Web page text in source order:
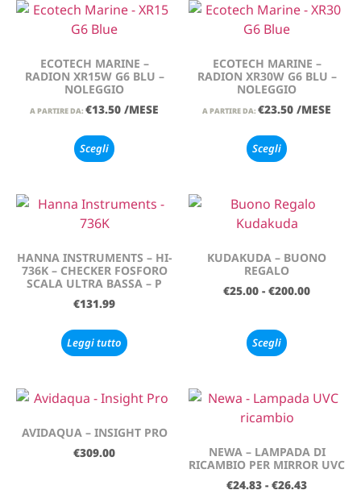
ECOTECH MARINE –
RADION XR15W G6 BLU –
NOLEGGIO
A PARTIRE DA: €13.50 /MESE
Scegli
ECOTECH MARINE –
RADION XR30W G6 BLU –
NOLEGGIO
A PARTIRE DA: €23.50 /MESE
Scegli
HANNA INSTRUMENTS – HI-
736K – CHECKER FOSFORO
SCALA ULTRA BASSA – P
€131.99
Leggi tutto
KUDAKUDA – BUONO
REGALO
€25.00 - €200.00
Scegli
AVIDAQUA – INSIGHT PRO
€309.00
NEWA – LAMPADA DI
RICAMBIO PER MIRROR UVC
€24.83 - €26.43